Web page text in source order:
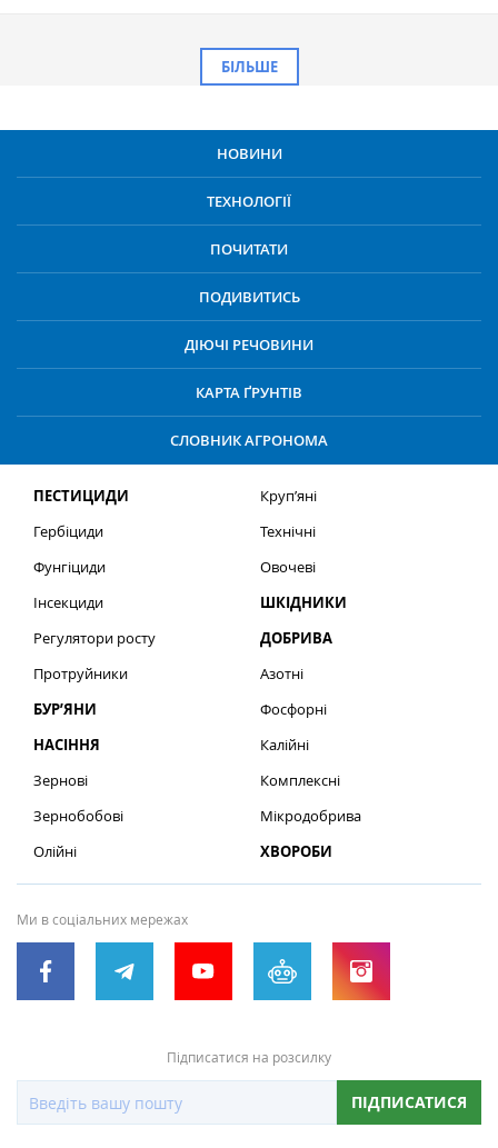
БІЛЬШЕ
НОВИНИ
ТЕХНОЛОГІЇ
ПОЧИТАТИ
ПОДИВИТИСЬ
ДІЮЧІ РЕЧОВИНИ
КАРТА ҐРУНТІВ
СЛОВНИК АГРОНОМА
ПЕСТИЦИДИ
Гербіциди
Фунгіциди
Інсекциди
Регулятори росту
Протруйники
БУР’ЯНИ
НАСІННЯ
Зернові
Зернобобові
Олійні
Круп’яні
Технічні
Овочеві
ШКІДНИКИ
ДОБРИВА
Азотні
Фосфорні
Калійні
Комплексні
Мікродобрива
ХВОРОБИ
Ми в соціальних мережах
Підписатися на розсилку
ПІДПИСАТИСЯ